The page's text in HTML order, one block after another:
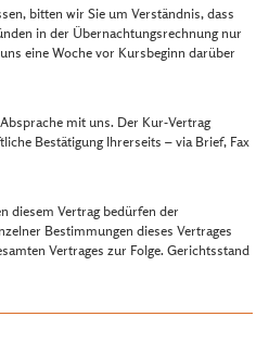
bitten wir Sie um Verständnis, dass
in der Übernachtungsrechnung nur
eine Woche vor Kursbeginn darüber
mit uns. Der Kur-Vertrag
Bestätigung Ihrerseits – via Brief, Fax
diesem Vertrag bedürfen der
Bestimmungen dieses Vertrages
Vertrages zur Folge. Gerichtsstand